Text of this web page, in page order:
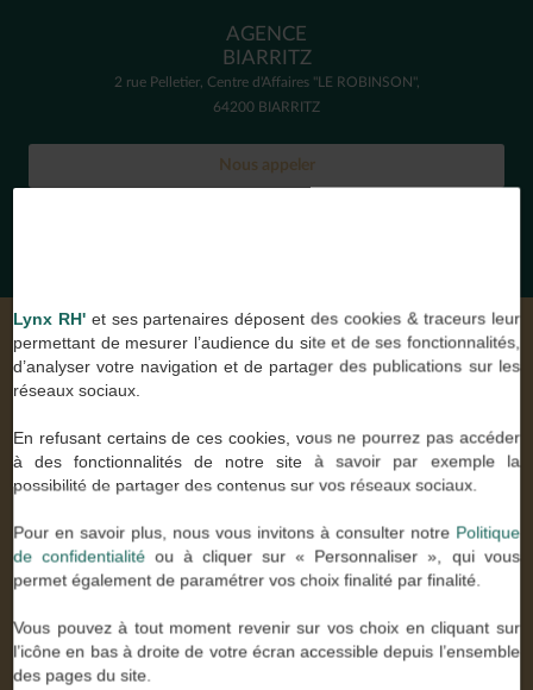
AGENCE
BIARRITZ
2 rue Pelletier, Centre d'Affaires "LE ROBINSON",
64200 BIARRITZ
Nous appeler
NOS DERNIÈRES ANNONCES
Vous recherchez un emploi ?
DESSINATEUR DU BTP H/F
COLLABORATEUR COMPTABLE H/F
CDI - 05/08/2026
CHEF FOREUR GÉOTECHNIQUE H/F
CDI - 05/08/2026
DESSINATEUR / PROJETEUR ÉLECTRICITÉ – POSTES
SOURCES / BRIPS (H/F)
Lynx RH' et ses partenaires déposent des cookies & traceurs leur
permettant de mesurer l’audience du site et de ses fonctionnalités,
d’analyser votre navigation et de partager des publications sur les
réseaux sociaux.
En refusant certains de ces cookies, vous ne pourrez pas accéder
à des fonctionnalités de notre site à savoir par exemple la
possibilité de partager des contenus sur vos réseaux sociaux.
Pour en savoir plus, nous vous invitons à consulter notre Politique
de confidentialité ou à cliquer sur « Personnaliser », qui vous
permet également de paramétrer vos choix finalité par finalité.
Vous pouvez à tout moment revenir sur vos choix en cliquant sur
l’icône en bas à droite de votre écran accessible depuis l’ensemble
des pages du site.